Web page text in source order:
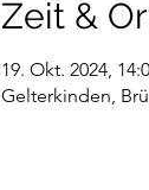
Zeit &
19. Okt. 2024,
Gelterkinden,